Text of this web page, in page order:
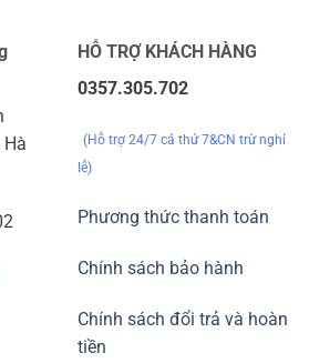
HỖ TRỢ KHÁCH HÀNG
0357.305.702
(Hỗ trợ 24/7 cả thứ 7&CN trừ nghỉ
lễ)
Phương thức thanh toán
Chính sách bảo hành
Chính sách đổi trả và hoàn
tiền